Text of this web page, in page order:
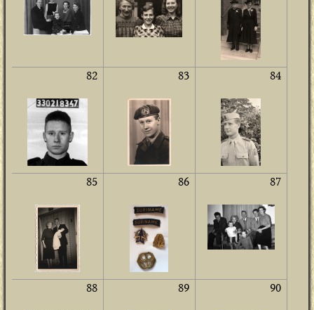
82 83 84
85 86 87
88 89 90